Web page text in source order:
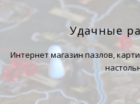
Удачные
Интернет магазин пазлов,